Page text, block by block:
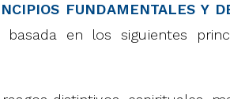
FUNDAMENTALES Y
en los siguientes